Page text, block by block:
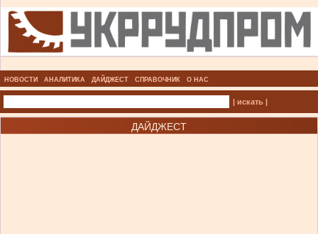
НОВОСТИ АНАЛИТИКА ДАЙДЖЕСТ СПРАВОЧНИК О НАС
| искать |
ДАЙДЖЕСТ